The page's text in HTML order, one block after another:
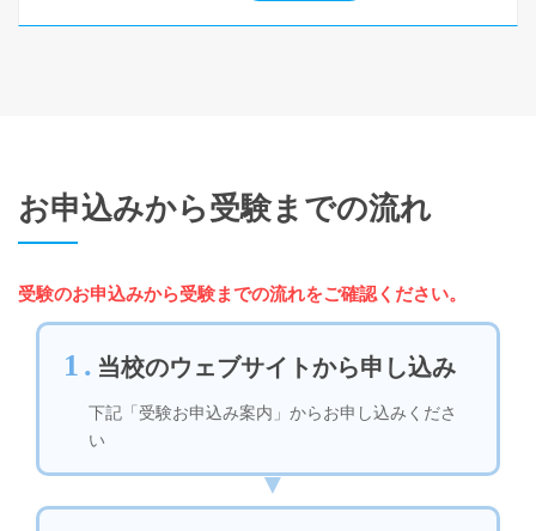
お申込みから受験までの流れ
受験のお申込みから受験までの流れをご確認ください。
1. 当校のウェブサイトから申し込み
下記「受験お申込み案内」からお申し込みくださ
い